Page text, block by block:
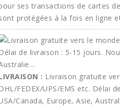
ses transactions de cartes
protégées à la fois en ligne
: Livraison gratuite
FEDEX/UPS/EMS etc. Délai
Canada, Europe, Asie,